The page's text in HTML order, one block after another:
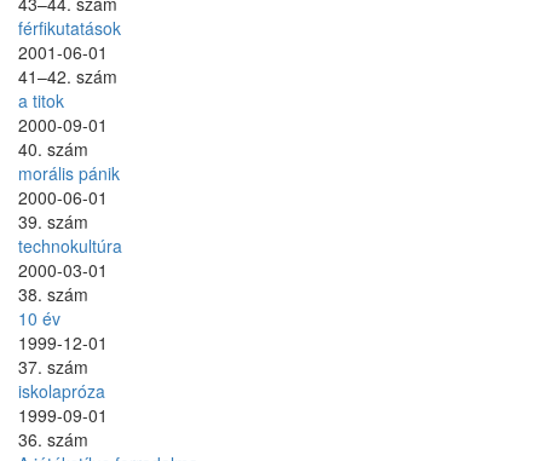
férfikutatások
2001-06-01
41–42. szám
a titok
2000-09-01
40. szám
morális pánik
2000-06-01
39. szám
technokultúra
2000-03-01
38. szám
10 év
1999-12-01
37. szám
iskolapróza
1999-09-01
36. szám